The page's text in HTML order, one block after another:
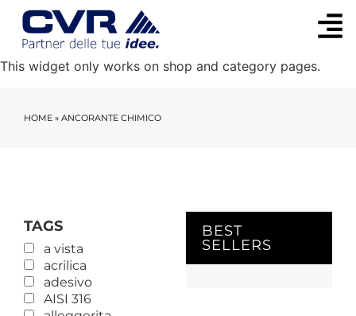
This widget only works on shop and category pages.
HOME » ANCORANTE CHIMICO
TAGS
a vista
acrilica
adesivo
AISI 316
BEST
SELLERS